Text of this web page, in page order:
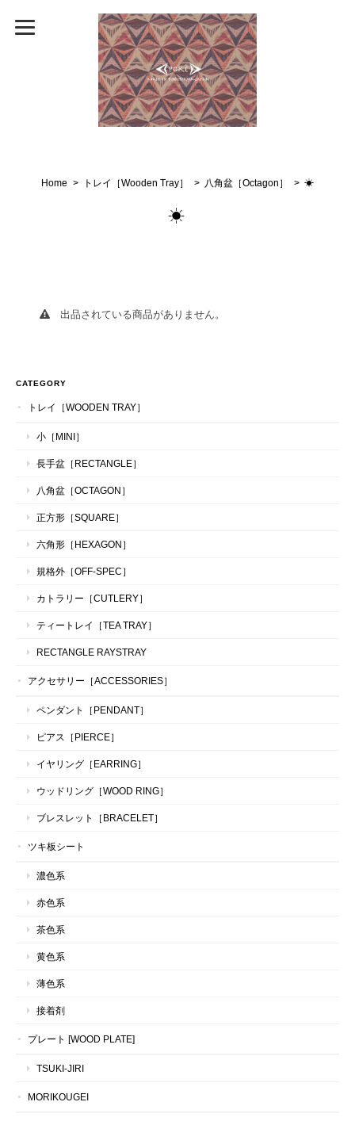
Home トレイ［Wooden Tray］ 八角盆［Octagon］ ☀︎
☀︎
出品されている商品がありません。
CATEGORY
トレイ［WOODEN TRAY］
小［MINI］
長手盆［RECTANGLE］
八角盆［OCTAGON］
正方形［SQUARE］
六角形［HEXAGON］
規格外［OFF-SPEC］
カトラリー［CUTLERY］
ティートレイ［TEA TRAY］
RECTANGLE RAYSTRAY
アクセサリー［ACCESSORIES］
ペンダント［PENDANT］
ピアス［PIERCE］
イヤリング［EARRING］
ウッドリング［WOOD RING］
ブレスレット［BRACELET］
ツキ板シート
濃色系
赤色系
茶色系
黄色系
薄色系
接着剤
プレート [WOOD PLATE]
TSUKI-JIRI
MORIKOUGEI